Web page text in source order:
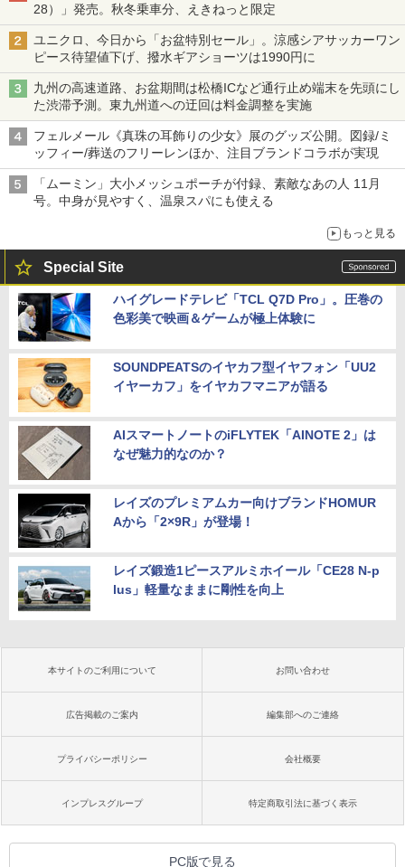
28）」発売。秋冬乗車分、えきねっと限定
ユニクロ、今日から「お盆特別セール」。涼感シアサッカーワン
ピース待望値下げ、撥水ギアショーツは1990円に
九州の高速道路、お盆期間は松橋ICなど通行止め端末を先頭にし
た渋滞予測。東九州道への迂回は料金調整を実施
フェルメール《真珠の耳飾りの少女》展のグッズ公開。図録/ミ
ッフィー/葬送のフリーレンほか、注目ブランドコラボが実現
「ムーミン」大小メッシュポーチが付録、素敵なあの人 11月
号。中身が見やすく、温泉スパにも使える
もっと見る
Special Site
ハイグレードテレビ「TCL Q7D Pro」。圧巻の
色彩美で映画＆ゲームが極上体験に
SOUNDPEATSのイヤカフ型イヤフォン「UU2
イヤーカフ」をイヤカフマニアが語る
AIスマートノートのiFLYTEK「AINOTE 2」は
なぜ魅力的なのか？
レイズのプレミアムカー向けブランドHOMUR
Aから「2×9R」が登場！
レイズ鍛造1ピースアルミホイール「CE28 N-p
lus」軽量なままに剛性を向上
本サイトのご利用について お問い合わせ
広告掲載のご案内 編集部へのご連絡
プライバシーポリシー 会社概要
インプレスグループ 特定商取引法に基づく表示
PC版で見る